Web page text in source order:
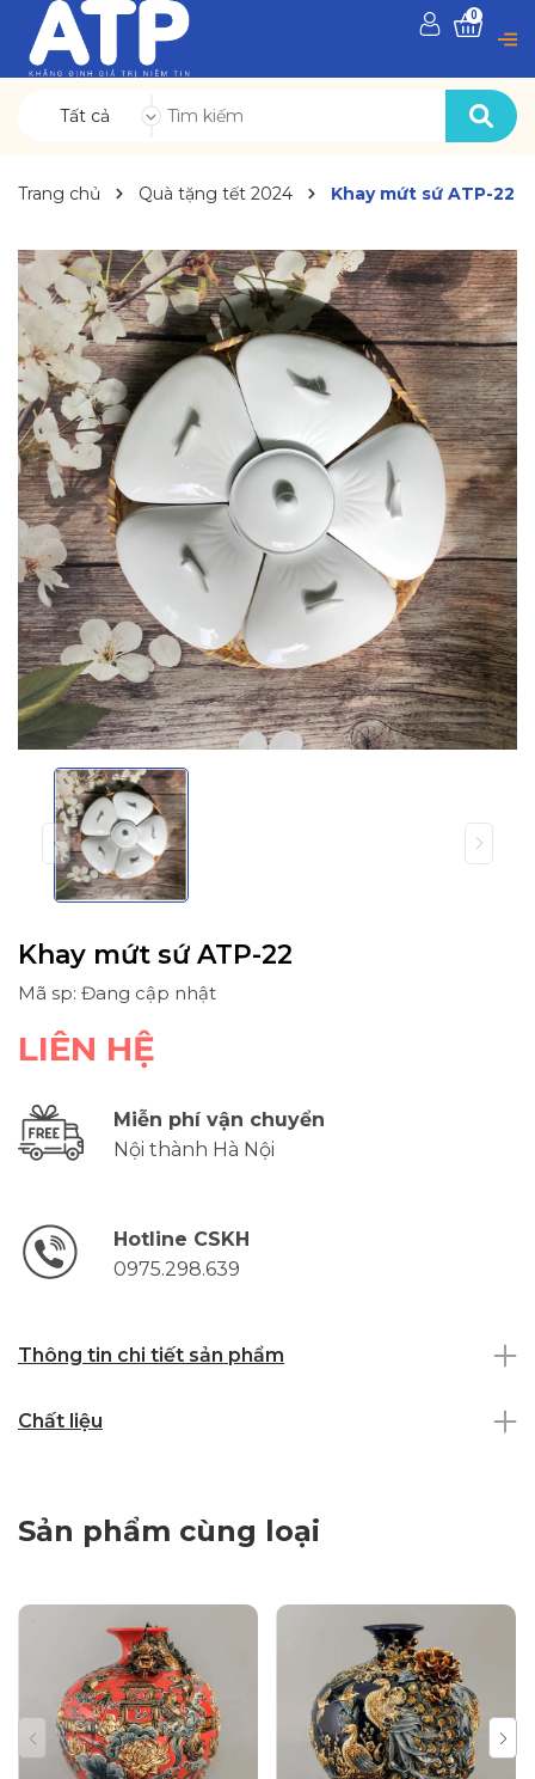
Tất cả
0
Trang chủ Quà tặng tết 2024 Khay mứt sứ ATP-22
Khay mứt sứ ATP-22
Mã sp: Đang cập nhật
LIÊN HỆ
Miễn phí vận chuyển
Nội thành Hà Nội
Hotline CSKH
0975.298.639
Thông tin chi tiết sản phẩm
Chất liệu
Sản phẩm cùng loại